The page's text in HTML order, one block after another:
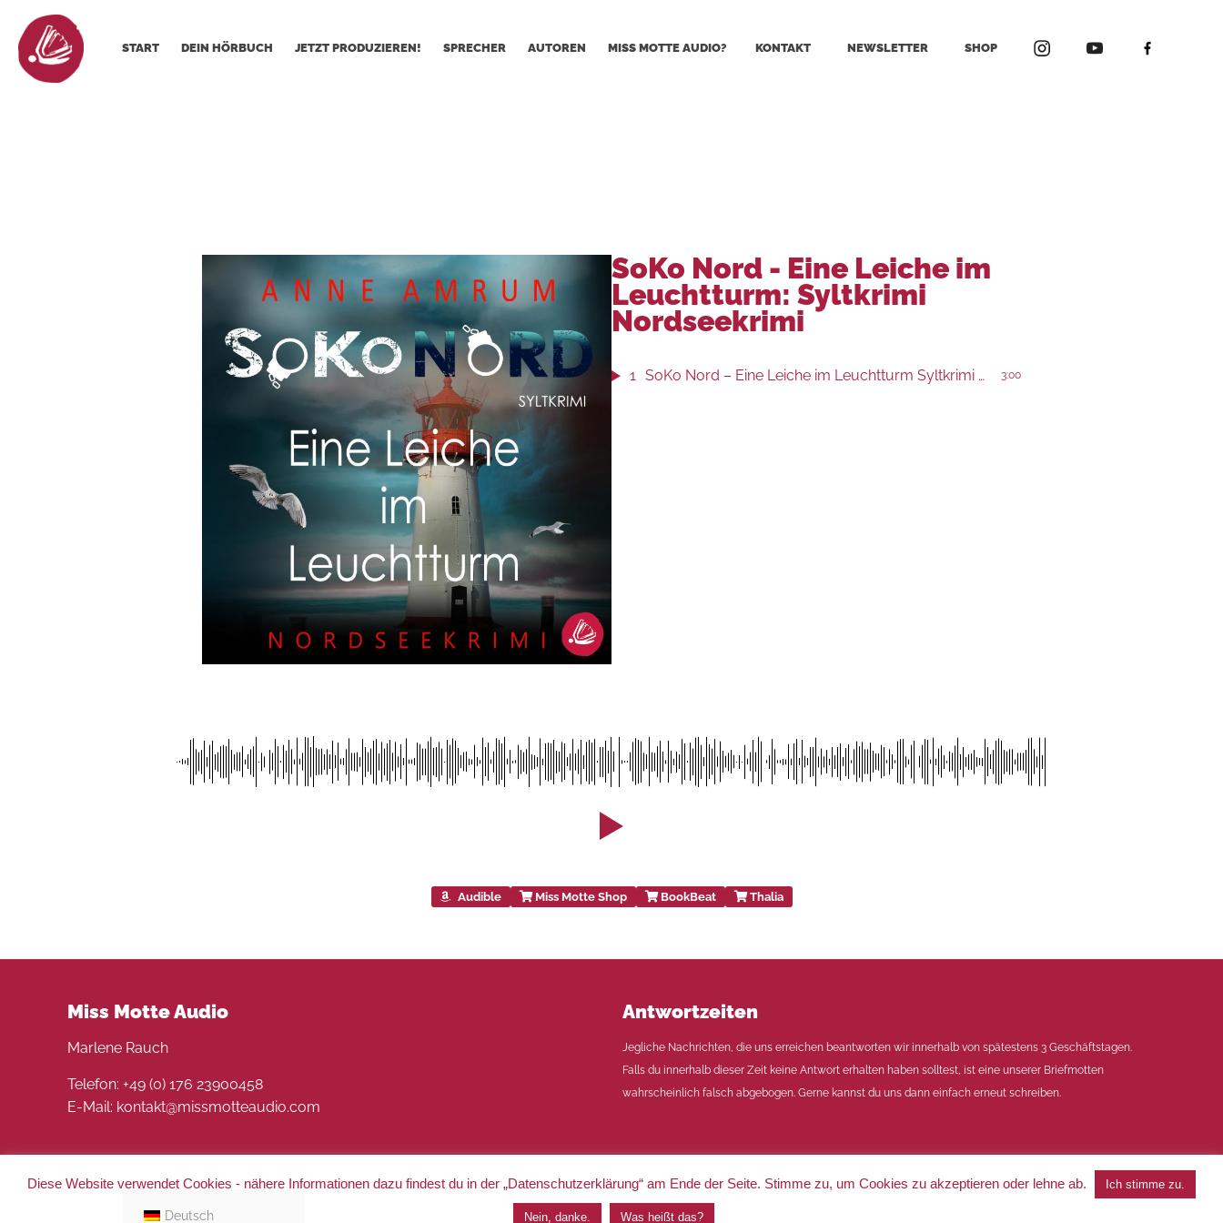
START DEIN HÖRBUCH JETZT PRODUZIEREN! SPRECHER AUTOREN MISS MOTTE AUDIO? KONTAKT NEWSLETTER SHOP
SoKo Nord - Eine Leiche im
Leuchtturm: Syltkrimi
Nordseekrimi
1 SoKo Nord – Eine Leiche im Leuchtturm Syltkrimi Nordseekrimi 3:00
Audible Miss Motte Shop BookBeat Thalia
Miss Motte Audio
Marlene Rauch
Telefon: +49 (0) 176 23900458
E-Mail: kontakt@missmotteaudio.com
Antwortzeiten
Jegliche Nachrichten, die uns erreichen beantworten wir innerhalb von spätestens 3 Geschäftstagen.
Falls du innerhalb dieser Zeit keine Antwort erhalten haben solltest, ist eine unserer Briefmotten
wahrscheinlich falsch abgebogen. Gerne kannst du uns dann einfach erneut schreiben.
Datenschutz
Diese Website verwendet Cookies - nähere Informationen dazu findest du in der „Datenschutzerklärung“ am Ende der Seite. Stimme zu, um Cookies zu akzeptieren oder lehne ab. Ich stimme zu.
Nein, danke. Was heißt das?
Deutsch